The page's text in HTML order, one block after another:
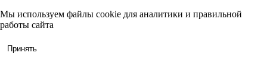
Мы используем файлы cookie для аналитики и правильной
работы сайта
Принять